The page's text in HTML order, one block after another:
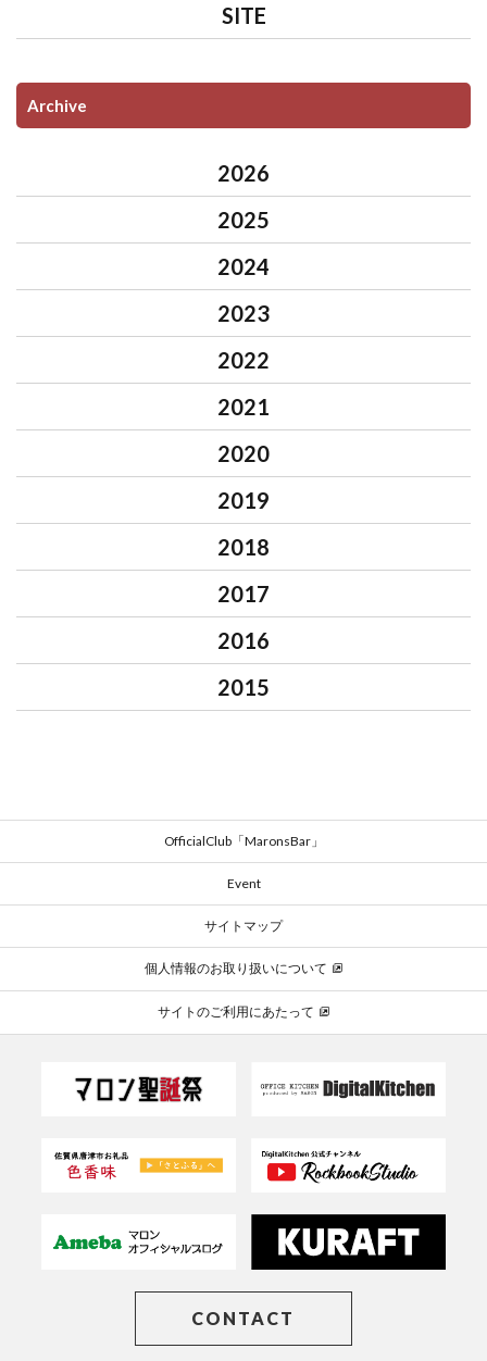
SITE
Archive
2026
2025
2024
2023
2022
2021
2020
2019
2018
2017
2016
2015
OfficialClub「MaronsBar」
Event
サイトマップ
個人情報のお取り扱いについて
サイトのご利用にあたって
CONTACT